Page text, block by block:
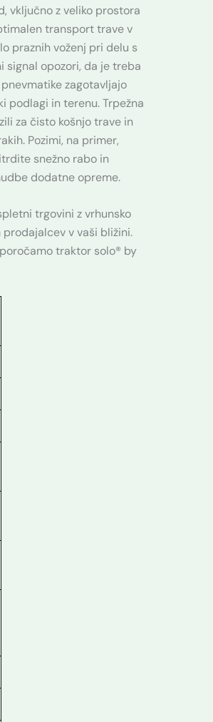
vključno z veliko prostora
transport trave v
praznih voženj pri delu s
signal opozori, da je treba
zagotavljajo
podlagi in terenu. Trpežna
za čisto košnjo trave in
Pozimi, na primer,
snežno rabo in
dodatne opreme.
trgovini z vrhunsko
v vaši bližini.
traktor solo® by